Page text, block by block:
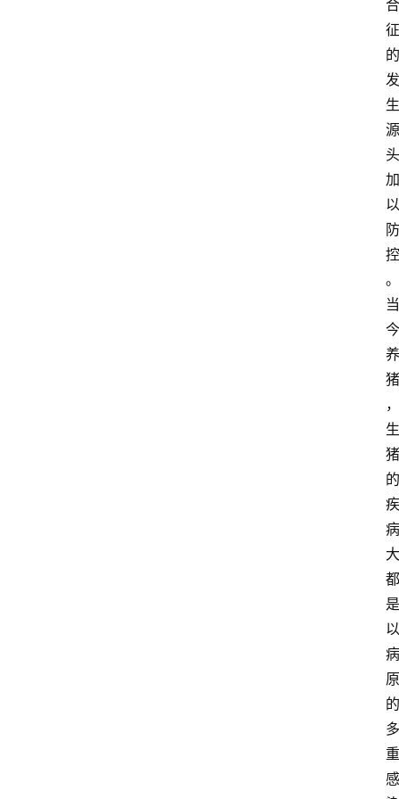
合
征
的
发
生
源
头
加
以
防
控
。
当
今
养
猪
，
生
猪
的
疾
病
大
都
是
以
病
原
的
多
重
感